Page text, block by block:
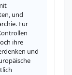
und
Für
ihre
und